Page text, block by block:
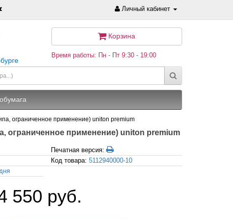
Личный кабинет
Корзина
Время работы: Пн - Пт 9:30 - 19:00
ограниченное применение) uniton premium
ограниченное применение) uniton premium
Печатная версия:
Код товара:5112940000-10
550 руб.